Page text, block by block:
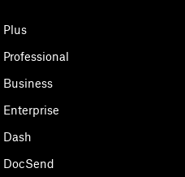
Plus
Professional
Business
Enterprise
Dash
DocSend